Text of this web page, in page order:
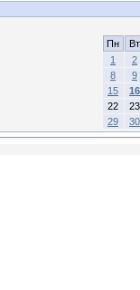
Пн
Вт
1
2
8
9
15
16
22
23
29
30